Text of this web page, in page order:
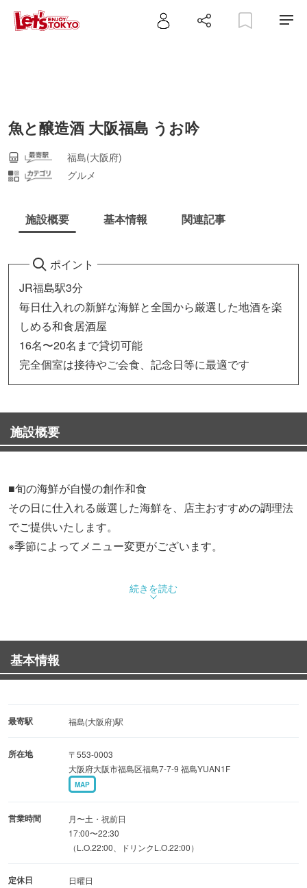
魚と醸造酒 大阪福島 うお吟
福島(大阪府)
グルメ
施設概要 基本情報 関連記事
ポイント
JR福島駅3分
毎日仕入れの新鮮な海鮮と全国から厳選した地酒を楽
しめる和食居酒屋
16名〜20名まで貸切可能
完全個室は接待やご会食、記念日等に最適です
施設概要
■旬の海鮮が自慢の創作和食
その日に仕入れる厳選した海鮮を、店主おすすめの調理法
でご提供いたします。
※季節によってメニュー変更がございます。
接待や会食など、落ち着いたひと時で過ごす個室をご用
普段使いから楽しめるテーブル席は4名様掛け×3卓ご用意
しております。
個室空間を開放し最大20名様利用まで対応。
■旬の素材を集めたコースをらご用意
うお吟のこだわりを集めたコースはご宴会や接待に最適で
■お食事に合う銘酒を厳選
旬な海鮮だけでなく、全国から厳選した地酒も美味い！定
番なものから希少な一杯までご堪能下さい。
続きを読む
基本情報
最寄駅 福島(大阪府)駅
所在地
〒553-0003
大阪府大阪市福島区福島7-7-9 福島YUAN1F
MAP
営業時間
月〜土・祝前日
17:00〜22:30
（L.O.22:00、ドリンクL.O.22:00）
定休日
日曜日